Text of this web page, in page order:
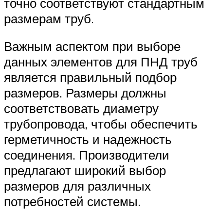
размерам труб.
Важным аспектом при выборе
данных элементов для ПНД труб
является правильный подбор
размеров. Размеры должны
соответствовать диаметру
трубопровода, чтобы обеспечить
герметичность и надежность
соединения. Производители
предлагают широкий выбор
размеров для различных
потребностей системы.